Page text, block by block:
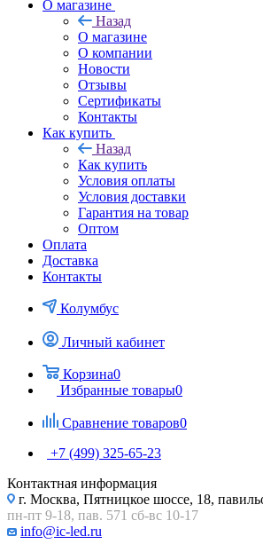
О магазине
Назад
О магазине
О компании
Новости
Отзывы
Сертификаты
Контакты
Как купить
Назад
Как купить
Условия оплаты
Условия доставки
Гарантия на товар
Оптом
Оплата
Доставка
Контакты
Колумбус
Личный кабинет
Корзина0
Избранные товары0
Сравнение товаров0
+7 (499) 325-65-23
Контактная информация
г. Москва, Пятницкое шоссе, 18,
пн-пт 9-18, пав. 571 сб-вс 10-17
info@ic-led.ru